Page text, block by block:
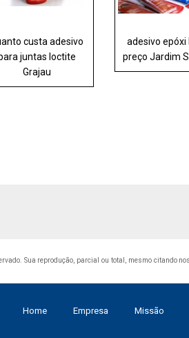
custa adesivo
juntas loctite
Grajau
adesivo epóxi
preço Jardim
Sua reprodução, parcial ou total, mesmo citando
Home Empresa Missão